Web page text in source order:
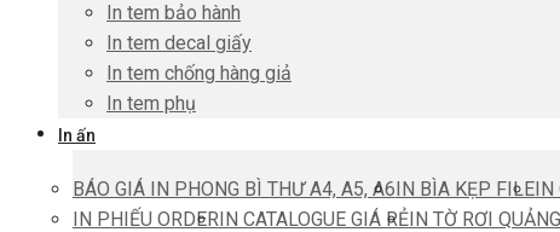
In tem bảo hành
In tem decal giấy
In tem chống hàng giả
In tem phụ
In ấn
BÁO GIÁ IN PHONG BÌ THƯ A4, A5, A6IN BÌA KẸP FILEIN
IN PHIẾU ORDERIN CATALOGUE GIÁ RẺIN TỜ RƠI